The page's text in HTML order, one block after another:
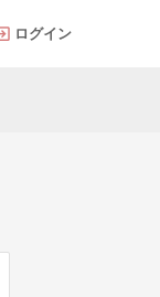
ログイン